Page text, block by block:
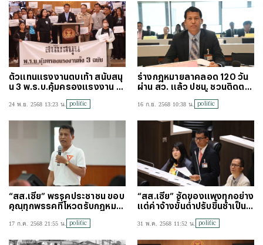
ตัวแทนแรงงานตบเท้า สนับสนุ
น 3 พ.ร.บ.คุ้มครองแรงงาน ฉ
24 พ.ย. 2568 13:23 น. politic
ร่างกฎหมายลาคลอด 120 วัน
ผ่าน สว. แล้ว ปชน. ชวนติดตาม
16 ก.ย. 2568 10:38 น. politic
“สส.เซีย” พรรคประชาชน ขอบ
คุณทุกพรรคที่โหวตรับกฎหมา
17 ก.ค. 2568 21:55 น. politic
“สส.เซีย” ซัดของแพงทุกอย่าง
แต่ค่าจ้างขั้นต่ำปรับขึ้นช้าเป็นเ
31 พ.ค. 2568 11:52 น. politic